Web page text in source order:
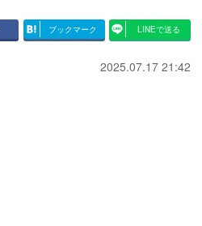
ブックマーク LINEで送る
2025.07.17 21:42